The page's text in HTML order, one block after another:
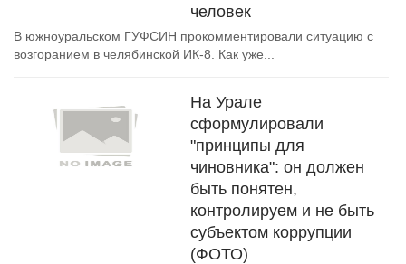
человек
В южноуральском ГУФСИН прокомментировали ситуацию с
возгоранием в челябинской ИК-8. Как уже...
На Урале
сформулировали
"принципы для
чиновника": он должен
быть понятен,
контролируем и не быть
субъектом коррупции
(ФОТО)